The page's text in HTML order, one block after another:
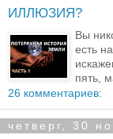
ИЛЛЮЗИЯ?
Вы
есть
пять,
26 комментариев:
четверг, 30